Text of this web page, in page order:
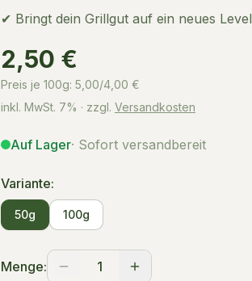
✔ Bringt dein Grillgut auf ein neues Level
2,50 €
Preis je 100g: 5,00/4,00 €
inkl. MwSt. 7% · zzgl. Versandkosten
Auf Lager· Sofort versandbereit
Variante:
50g 100g
Menge: 1